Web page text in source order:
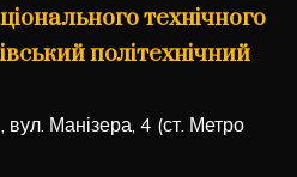
технічного
політехнічний
Манізера, 4 (ст. Метро